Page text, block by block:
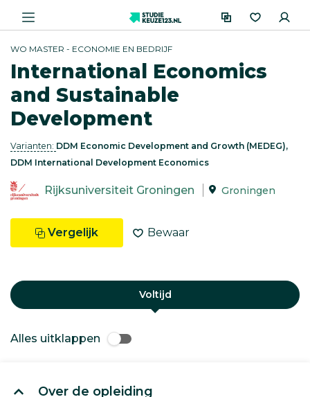
WO MASTER - ECONOMIE EN BEDRIJF
International Economics
and Sustainable
Development
Varianten: DDM Economic Development and Growth (MEDEG),
DDM International Development Economics
Rijksuniversiteit Groningen Groningen
Vergelijk Bewaar
Voltijd
Alles uitklappen
Over de opleiding